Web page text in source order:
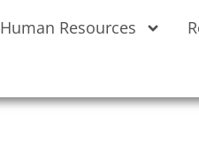
Human Resources